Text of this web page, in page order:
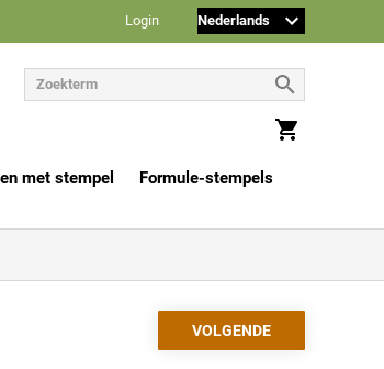
Login
met stempel
Formule-stempels